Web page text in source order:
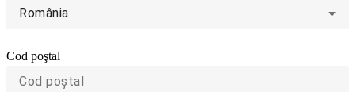
România
Cod poştal